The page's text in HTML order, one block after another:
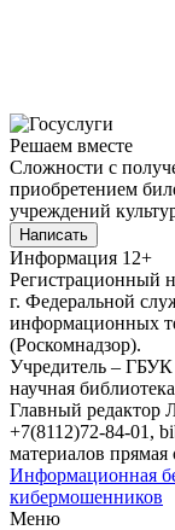
Решаем вместе
Сложности с
приобретением
учреждений
Написать
Информация 12+
Регистрационный
г. Федеральной
информационных
(Роскомнадзор).
Учредитель – ГБУК
научная
Главный редактор
+7(8112)72-84-01,
материалов прямая
Информационная
кибермошенников
Меню